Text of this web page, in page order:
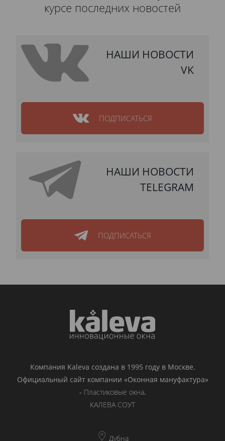
курсе последних новостей
НАШИ НОВОСТИ
VK
ПОДПИСАТЬСЯ
НАШИ НОВОСТИ
TELEGRAM
ПОДПИСАТЬСЯ
Компания Kaleva создана в 1995 году в Москве.
Официальный сайт компании «Оконная мануфактура»
- Пластиковые окна.
КАЛЕВА СОУТ
Дубна